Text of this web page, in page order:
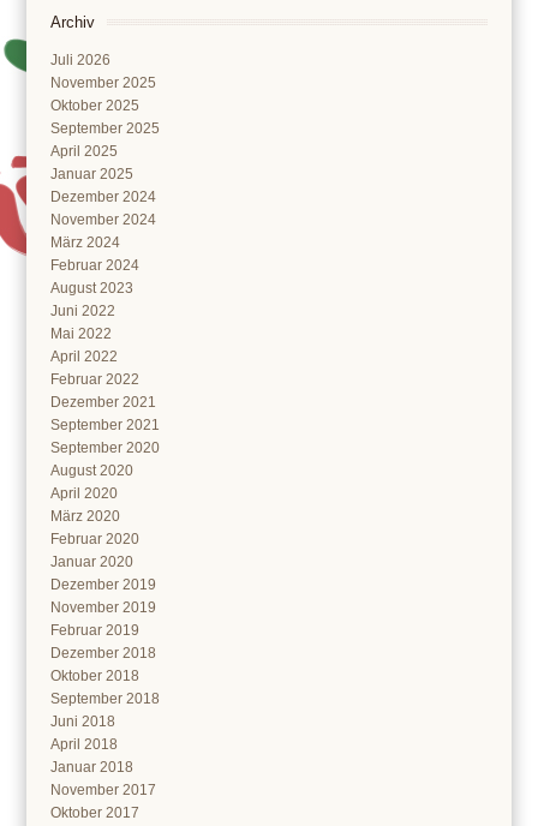
Archiv
Juli 2026
November 2025
Oktober 2025
September 2025
April 2025
Januar 2025
Dezember 2024
November 2024
März 2024
Februar 2024
August 2023
Juni 2022
Mai 2022
April 2022
Februar 2022
Dezember 2021
September 2021
September 2020
August 2020
April 2020
März 2020
Februar 2020
Januar 2020
Dezember 2019
November 2019
Februar 2019
Dezember 2018
Oktober 2018
September 2018
Juni 2018
April 2018
Januar 2018
November 2017
Oktober 2017